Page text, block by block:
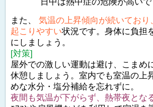
日中は熱中症の危険が高いで
また、 気温の上昇傾向が続いており
起こりやすい状況です。身体に負担
にしましょう。
[対策]
屋外での激しい運動は避け、こまめ
休憩しましょう。室内でも室温の上
めな水分・塩分補給を忘れずに。
夜間も気温が下がらず、熱帯夜とな